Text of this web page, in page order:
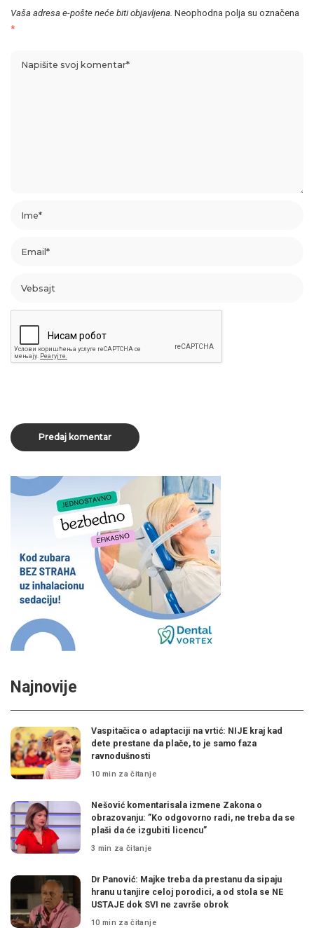
Vaša adresa e-pošte neće biti objavljena. Neophodna polja su označena
*
Najnovije
Vaspitačica o adaptaciji na vrtić: NIJE kraj kad
dete prestane da plače, to je samo faza
ravnodušnosti
10 min za čitanje
Nešović komentarisala izmene Zakona o
obrazovanju: ”Ko odgovorno radi, ne treba da se
plaši da će izgubiti licencu”
3 min za čitanje
Dr Panović: Majke treba da prestanu da sipaju
hranu u tanjire celoj porodici, a od stola se NE
USTAJE dok SVI ne završe obrok
10 min za čitanje